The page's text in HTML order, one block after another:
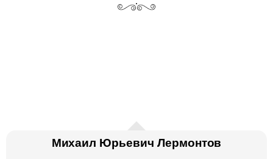
Михаил Юрьевич Лермонтов